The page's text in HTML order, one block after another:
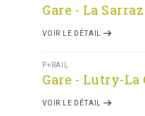
Gare - La Sarraz
VOIR LE DÉTAIL
P+RAIL
Gare - Lutry-
VOIR LE DÉTAIL